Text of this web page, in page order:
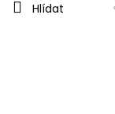
Hlídat